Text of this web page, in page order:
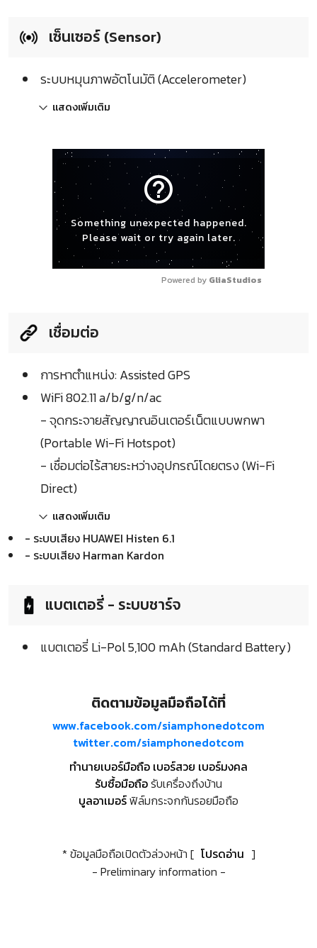
เซ็นเซอร์ (Sensor)
ระบบหมุนภาพอัตโนมัติ (Accelerometer)
แสดงเพิ่มเติม
help_outline
Something unexpected happened.
Please wait or try again later.
Powered by GliaStudios
เชื่อมต่อ
การหาตำแหน่ง: Assisted GPS
WiFi 802.11 a/b/g/n/ac
- จุดกระจายสัญญาณอินเตอร์เน็ตแบบพกพา
(Portable Wi-Fi Hotspot)
- เชื่อมต่อไร้สายระหว่างอุปกรณ์โดยตรง (Wi-Fi
Direct)
แสดงเพิ่มเติม
- ระบบเสียง HUAWEI Histen 6.1
- ระบบเสียง Harman Kardon
แบตเตอรี่ - ระบบชาร์จ
แบตเตอรี่ Li-Pol 5,100 mAh (Standard Battery)
ติดตามข้อมูลมือถือได้ที่
www.facebook.com/siamphonedotcom
twitter.com/siamphonedotcom
ทำนายเบอร์มือถือ เบอร์สวย เบอร์มงคล
รับซื้อมือถือรับเครื่องถึงบ้าน
บูลอาเมอร์ฟิล์มกระจกกันรอยมือถือ
* ข้อมูลมือถือเปิดตัวล่วงหน้า [ โปรดอ่าน ]
- Preliminary information -